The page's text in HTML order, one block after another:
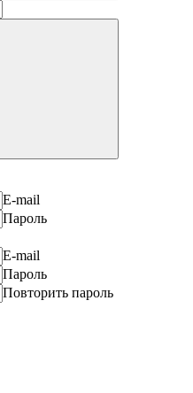
E-mail
Пароль
E-mail
Пароль
Повторить пароль